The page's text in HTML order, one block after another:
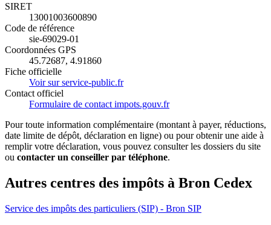
SIRET
13001003600890
Code de référence
sie-69029-01
Coordonnées GPS
45.72687, 4.91860
Fiche officielle
Voir sur service-public.fr
Contact officiel
Formulaire de contact impots.gouv.fr
Pour toute information complémentaire (montant à payer, réductions,
date limite de dépôt, déclaration en ligne) ou pour obtenir une aide à
remplir votre déclaration, vous pouvez consulter les dossiers du site
ou contacter un conseiller par téléphone.
Autres centres des impôts à Bron Cedex
Service des impôts des particuliers (SIP) - Bron SIP